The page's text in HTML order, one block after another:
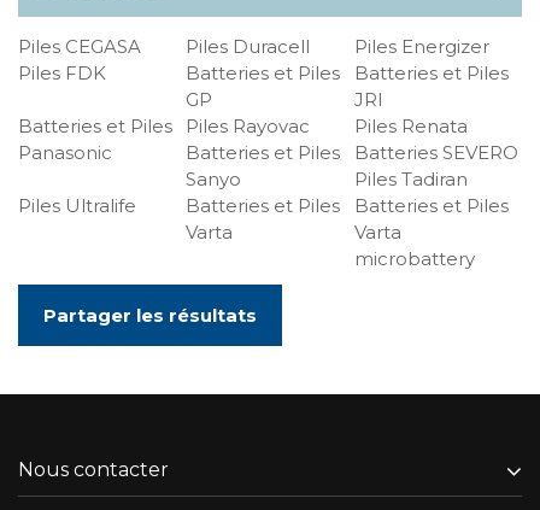
Piles CEGASA Piles Duracell
Piles Energizer
Piles FDK
Batteries et Piles
GP
Batteries et Piles
JRI
Batteries et Piles
Panasonic
Piles Rayovac
Piles Renata
Batteries et Piles
Sanyo
Batteries SEVERO
Piles Tadiran
Piles Ultralife
Batteries et Piles
Varta
Batteries et Piles
Varta
microbattery
Partager les résultats
Nous contacter